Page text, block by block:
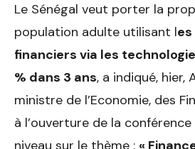
Le Sénégal veut porter la
population adulte utilisant l
financiers via les
% dans 3 ans, a indiqué, hier,
ministre de l’Economie, des
à l’ouverture de la
niveau sur le thème : «